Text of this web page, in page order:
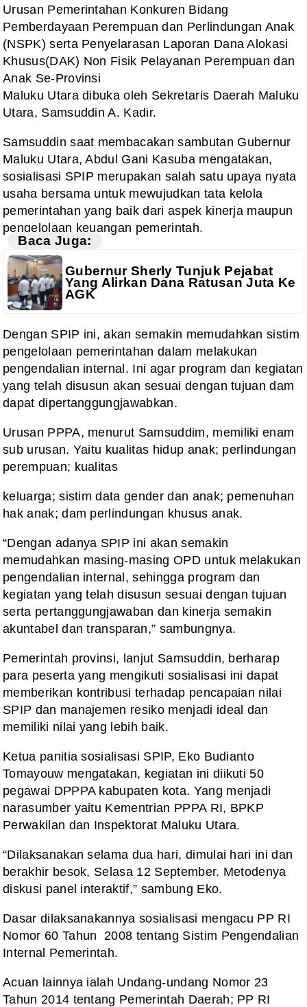
Urusan Pemerintahan Konkuren Bidang
Pemberdayaan Perempuan dan Perlindungan Anak
(NSPK) serta Penyelarasan Laporan Dana Alokasi
Khusus(DAK) Non Fisik Pelayanan Perempuan dan
Anak Se-Provinsi
Maluku Utara dibuka oleh Sekretaris Daerah Maluku
Utara, Samsuddin A. Kadir.
Samsuddin saat membacakan sambutan Gubernur
Maluku Utara, Abdul Gani Kasuba mengatakan,
sosialisasi SPIP merupakan salah satu upaya nyata
usaha bersama untuk mewujudkan tata kelola
pemerintahan yang baik dari aspek kinerja maupun
pengelolaan keuangan pemerintah.
Baca Juga:
Gubernur Sherly Tunjuk Pejabat
Yang Alirkan Dana Ratusan Juta Ke
AGK
Dengan SPIP ini, akan semakin memudahkan sistim
pengelolaan pemerintahan dalam melakukan
pengendalian internal. Ini agar program dan kegiatan
yang telah disusun akan sesuai dengan tujuan dam
dapat dipertanggungjawabkan.
Urusan PPPA, menurut Samsuddim, memiliki enam
sub urusan. Yaitu kualitas hidup anak; perlindungan
perempuan; kualitas
keluarga; sistim data gender dan anak; pemenuhan
hak anak; dam perlindungan khusus anak.
“Dengan adanya SPIP ini akan semakin
memudahkan masing-masing OPD untuk melakukan
pengendalian internal, sehingga program dan
kegiatan yang telah disusun sesuai dengan tujuan
serta pertanggungjawaban dan kinerja semakin
akuntabel dan transparan,” sambungnya.
Pemerintah provinsi, lanjut Samsuddin, berharap
para peserta yang mengikuti sosialisasi ini dapat
memberikan kontribusi terhadap pencapaian nilai
SPIP dan manajemen resiko menjadi ideal dan
memiliki nilai yang lebih baik.
Ketua panitia sosialisasi SPIP, Eko Budianto
Tomayouw mengatakan, kegiatan ini diikuti 50
pegawai DPPPA kabupaten kota. Yang menjadi
narasumber yaitu Kementrian PPPA RI, BPKP
Perwakilan dan Inspektorat Maluku Utara.
“Dilaksanakan selama dua hari, dimulai hari ini dan
berakhir besok, Selasa 12 September. Metodenya
diskusi panel interaktif,” sambung Eko.
Dasar dilaksanakannya sosialisasi mengacu PP RI
Nomor 60 Tahun 2008 tentang Sistim Pengendalian
Internal Pemerintah.
Acuan lainnya ialah Undang-undang Nomor 23
Tahun 2014 tentang Pemerintah Daerah; PP RI